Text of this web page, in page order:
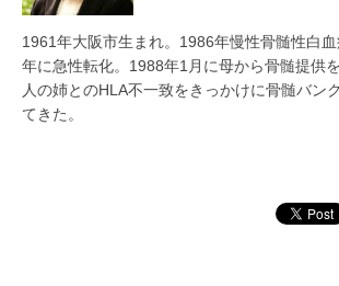
1961年大阪市生まれ。1986年慢性骨髄性白
年に急性転化。1988年1月に母から骨髄提供
人の姉とのHLA不一致をきっかけに骨髄バン
てきた。